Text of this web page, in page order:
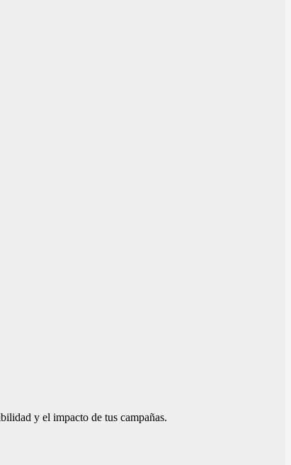
y el impacto de tus campañas.